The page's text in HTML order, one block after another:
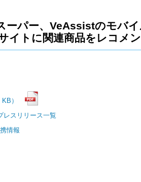
ーパー、VeAssistのモバ
イトに関連商品をレコメ
）
レスリリース一覧
情報